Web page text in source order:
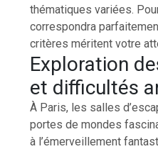
thématiques variées.
correspondra
critères méritent votre
Exploration
et difficultés
À Paris, les salles
portes de mondes
à l’émerveillement